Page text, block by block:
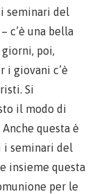
i seminari del
c’è una bella
poi,
i giovani c’è
Si
il modo di
questa è
i seminari del
insieme questa
per le